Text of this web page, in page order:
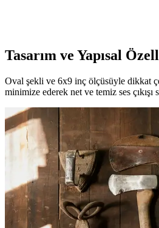
Tasarım ve Yapısal
Oval şekli ve 6x9 inç ölçüsüyle dikkat
minimize ederek net ve temiz ses